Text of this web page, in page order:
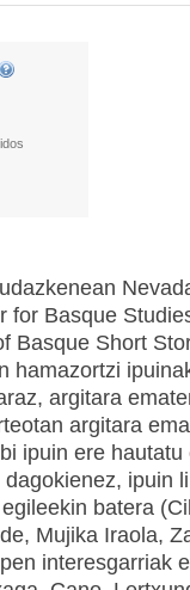
for Basque
Basque Short
hamazortzi
argitara
argitara
ipuin ere hautatu
ipuin
batera
Mujika Iraola,
interesgarriak